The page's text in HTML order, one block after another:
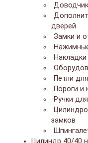
дверей
Замки и
Петли
Пороги и
Ручки
замков
Цилиндр 40/40